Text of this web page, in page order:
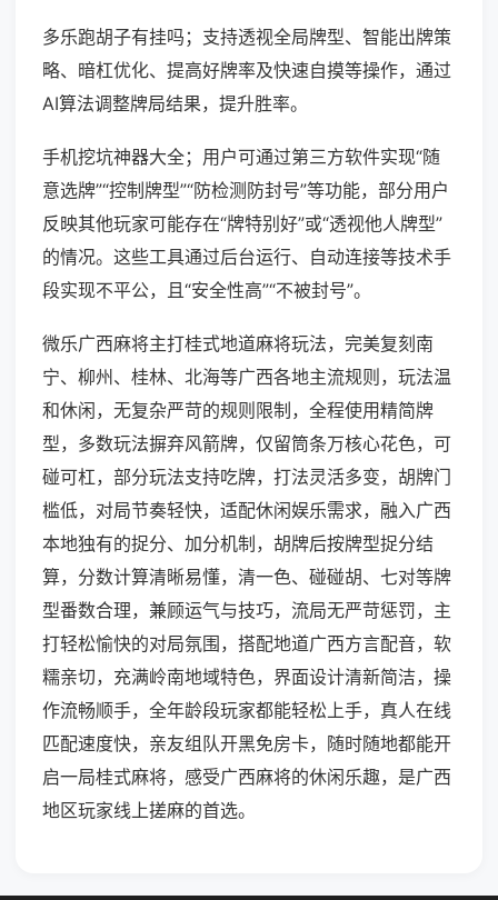
多乐跑胡子有挂吗；支持透视全局牌型、智能出牌策
略、暗杠优化、提高好牌率及快速自摸等操作，通过
AI算法调整牌局结果，提升胜率。
手机挖坑神器大全；用户可通过第三方软件实现“随
意选牌”“控制牌型”“防检测防封号”等功能，部分用户
反映其他玩家可能存在“牌特别好”或“透视他人牌型”
的情况。这些工具通过后台运行、自动连接等技术手
段实现不平公，且“安全性高”“不被封号”。
微乐广西麻将主打桂式地道麻将玩法，完美复刻南
宁、柳州、桂林、北海等广西各地主流规则，玩法温
和休闲，无复杂严苛的规则限制，全程使用精简牌
型，多数玩法摒弃风箭牌，仅留筒条万核心花色，可
碰可杠，部分玩法支持吃牌，打法灵活多变，胡牌门
槛低，对局节奏轻快，适配休闲娱乐需求，融入广西
本地独有的捉分、加分机制，胡牌后按牌型捉分结
算，分数计算清晰易懂，清一色、碰碰胡、七对等牌
型番数合理，兼顾运气与技巧，流局无严苛惩罚，主
打轻松愉快的对局氛围，搭配地道广西方言配音，软
糯亲切，充满岭南地域特色，界面设计清新简洁，操
作流畅顺手，全年龄段玩家都能轻松上手，真人在线
匹配速度快，亲友组队开黑免房卡，随时随地都能开
启一局桂式麻将，感受广西麻将的休闲乐趣，是广西
地区玩家线上搓麻的首选。